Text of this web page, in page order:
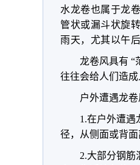
水龙卷也属于龙
管状或漏斗状旋
雨天，尤其以午
龙卷风具有 “
往往会给人们造
户外遭遇龙
1.在户外遭遇
径，从侧面或背
2.大部分钢筋